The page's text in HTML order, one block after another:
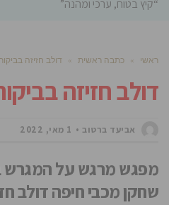
“קיץ בטוח, ערכי ומהנה”
ראשי » כתבה ראשית » דולב חזיזה
דולב חזיזה
אביעד ברטוב 1 מאי, 2022
מפגש מרגש על המגרש
שחקן מכבי חיפה דולב